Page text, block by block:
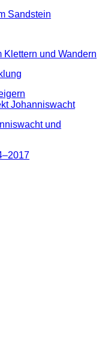
Sandstein
und Wandern
Johanniswacht
und